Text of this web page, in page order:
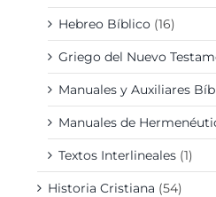
Hebreo Bíblico (16)
Griego del Nuevo
Manuales y Auxiliares
Manuales de
Textos Interlineales (1)
Historia Cristiana (54)